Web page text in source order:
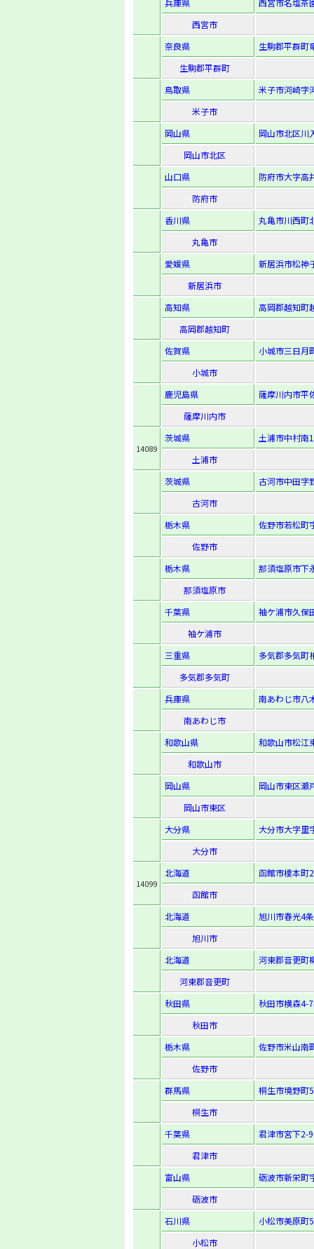
兵庫県
西宮市名塩茶
西宮市
奈良県
生駒郡平群町
生駒郡平群町
鳥取県
米子市河崎字
米子市
岡山県
岡山市北区川
岡山市北区
山口県
防府市大字高
防府市
香川県
丸亀市川西町
丸亀市
愛媛県
新居浜市松神
新居浜市
高知県
高岡郡越知町
高岡郡越知町
佐賀県
小城市三日月
小城市
鹿児島県
薩摩川内市平
薩摩川内市
14089
茨城県
土浦市中村南
土浦市
茨城県
古河市中田字
古河市
栃木県
佐野市若松町
佐野市
栃木県
那須塩原市下
那須塩原市
千葉県
袖ケ浦市久保
袖ケ浦市
三重県
多気郡多気町
多気郡多気町
兵庫県
南あわじ市八
南あわじ市
和歌山県
和歌山市松江
和歌山市
岡山県
岡山市東区瀬
岡山市東区
大分県
大分市大字里
大分市
14099
北海道
函館市榎本町
函館市
北海道
旭川市春光4
旭川市
北海道
河東郡音更町
河東郡音更町
秋田県
秋田市横森4-
秋田市
栃木県
佐野市米山南
佐野市
群馬県
桐生市境野町
桐生市
千葉県
君津市宮下2-
君津市
富山県
砺波市新栄町
砺波市
石川県
小松市美原町
小松市